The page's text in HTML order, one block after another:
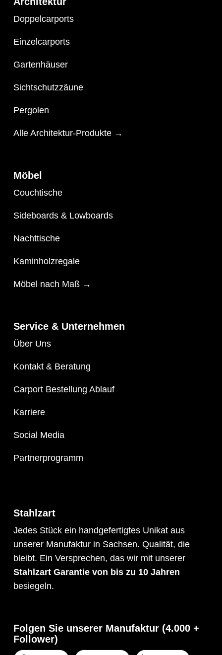
Doppelcarports
Einzelcarports
Gartenhäuser
Sichtschutzzäune
Pergolen
Alle Architektur-Produkte →
Möbel
Couchtische
Sideboards & Lowboards
Nachttische
Kaminholzregale
Möbel nach Maß →
Service & Unternehmen
Über Uns
Kontakt & Beratung
Carport Bestellung Ablauf
Karriere
Social Media
Partnerprogramm
Stahlzart
Jedes Stück ein handgefertigtes Unikat aus
unserer Manufaktur in Sachsen. Qualität, die
bleibt. Ein Versprechen, das wir mit unserer
Stahlzart Garantie von bis zu 10 Jahren
besiegeln.
Folgen Sie unserer Manufaktur (4.000 +
Follower)